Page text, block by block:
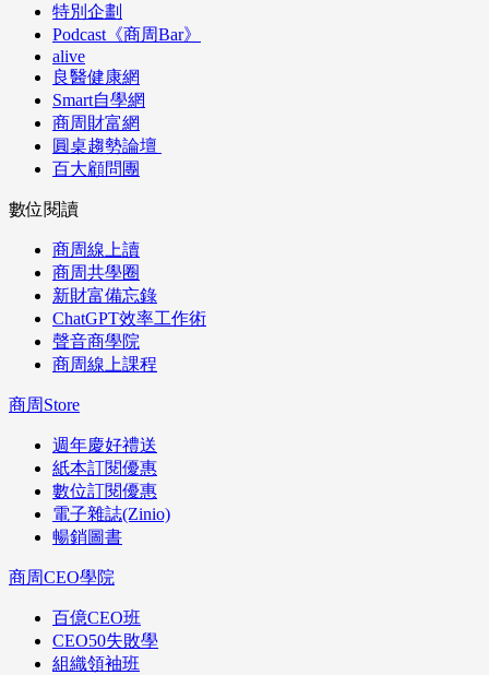
特別企劃
Podcast《商周Bar》
alive
良醫健康網
Smart自學網
商周財富網
圓桌趨勢論壇
百大顧問團
數位閱讀
商周線上讀
商周共學圈
新財富備忘錄
ChatGPT效率工作術
聲音商學院
商周線上課程
商周Store
週年慶好禮送
紙本訂閱優惠
數位訂閱優惠
電子雜誌(Zinio)
暢銷圖書
商周CEO學院
百億CEO班
CEO50失敗學
組織領袖班